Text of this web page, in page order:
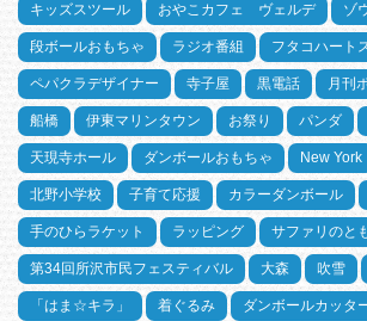
キッズスツール おやこカフェ ヴェルデ ゾ
段ボールおもちゃ ラジオ番組 フタコハート
ペパクラデザイナー 寺子屋 黒電話 月刊
船橋 伊東マリンタウン お祭り パンダ
天現寺ホール ダンボールおもちゃ New York
北野小学校 子育て応援 カラーダンボール
手のひらラケット ラッピング サファリのと
第34回所沢市民フェスティバル 大森 吹雪
「はま☆キラ」 着ぐるみ ダンボールカッタ